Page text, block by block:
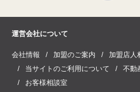
運営会社について
会社情報 加盟のご案内 加盟店人
当サイトのご利用について
不動
お客様相談室